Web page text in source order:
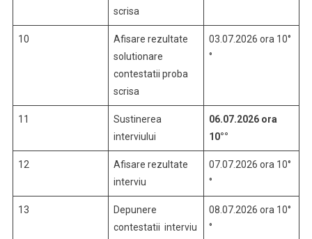
scrisa
10
Afisare rezultate
solutionare
contestatii proba
scrisa
03.07.2026 ora 10°
°
11
Sustinerea
interviului
06.07.2026 ora
10°°
12
Afisare rezultate
interviu
07.07.2026 ora 10°
°
13
Depunere
contestatii interviu
08.07.2026 ora 10°
°